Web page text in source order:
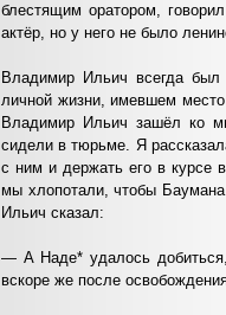
блестящим оратором,
актёр, но у него не было
Владимир Ильич всегда
личной жизни, имевшем
Владимир Ильич зашёл ко
сидели в тюрьме. Я
с ним и держать его в курсе
мы хлопотали, чтобы
Ильич сказал:
— А Наде* удалось
вскоре же после